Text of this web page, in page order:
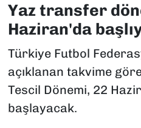
Yaz transfer
Haziran'da
Türkiye Futbol
açıklanan takvime
Tescil Dönemi, 22
başlayacak.